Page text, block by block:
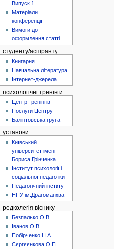
Випуск 1
Матеріали
конференції
Вимоги до
оформлення статті
студенту/аспіранту
Книгарня
Навчальна література
Інтернет-джерела
психологічні тренінги
Центр тренінгів
Послуги Центру
Балінтовська група
установи
Київський
університет імені
Бориса Грінченка
Інститут психології і
соціальної педагогіки
Педагогічний інститут
НПУ ім.Драгоманова
редколегія віснику
Безпалько О.В.
Іванов О.В.
Побірченко Н.А.
Сєргєєнкова О.П.